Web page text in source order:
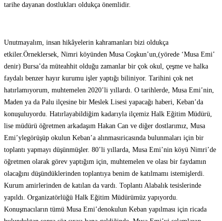
tarihe dayanan dostlukları oldukça önemlidir.
Unutmayalım, insan hikâyelerin kahramanları bizi oldukça
etkiler.Örneklersek, Nimri köyünden Musa Coşkun’un,(yörede ‘Musa Emi’
denir) Bursa’da müteahhit olduğu zamanlar bir çok okul, çeşme ve halka
faydalı benzer hayır kurumu işler yaptığı biliniyor. Tarihini çok net
hatırlamıyorum, muhtemelen 2020’li yıllardı. O tarihlerde, Musa Emi’nin,
Maden ya da Palu ilçesine bir Meslek Lisesi yapacağı haberi, Keban’da
konuşuluyordu. Hatırlayabildiğim kadarıyla ilçemiz Halk Eğitim Müdürü,
lise müdürü öğretmen arkadaşım Hakan Can ve diğer dostlarımız, Musa
Emi’ylegörüşüp okulun Keban’a alınmasıricasında bulunmaları için bir
toplantı yapmayı düşünmüşler. 80’li yıllarda, Musa Emi’nin köyü Nimri’de
öğretmen olarak görev yaptığım için, muhtemelen ve olası bir faydamın
olacağını düşündüklerinden toplantıya benim de katılmamı istemişlerdi.
Kurum amirlerinden de katılan da vardı. Toplantı Alabalık tesislerinde
yapıldı. Organizatörlüğü Halk Eğitim Müdürümüz yapıyordu.
Konuşmacıların tümü Musa Emi’denokulun Keban yapılması için ricada